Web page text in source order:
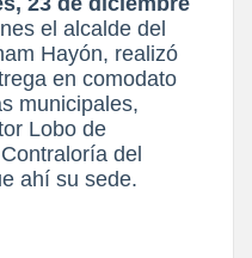
el alcalde del
Hayón, realizó
en comodato
municipales,
Lobo de
del
ahí su sede.